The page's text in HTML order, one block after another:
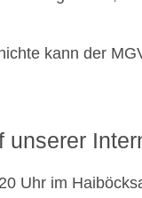
kann der
unserer
Uhr im